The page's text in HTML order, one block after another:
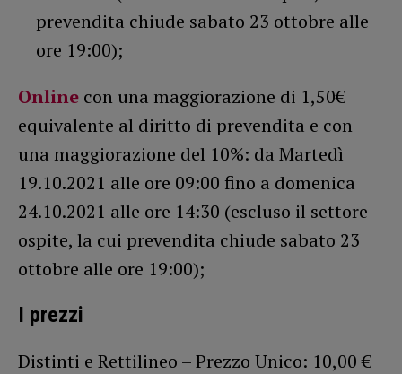
prevendita chiude sabato 23 ottobre alle
ore 19:00);
Online con una maggiorazione di 1,50€
equivalente al diritto di prevendita e con
una maggiorazione del 10%: da Martedì
19.10.2021 alle ore 09:00 fino a domenica
24.10.2021 alle ore 14:30 (escluso il settore
ospite, la cui prevendita chiude sabato 23
ottobre alle ore 19:00);
I prezzi
Distinti e Rettilineo – Prezzo Unico: 10,00 €